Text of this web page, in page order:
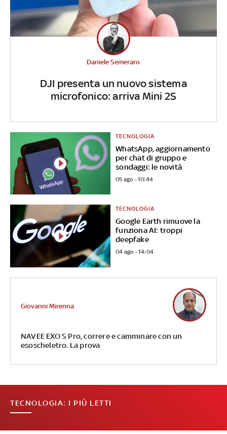
DJI presenta un nuovo sistema
microfonico: arriva Mini 2S
Daniele Semeraro
WhatsApp, aggiornamento
per chat di gruppo e
sondaggi: le novità
TECNOLOGIA
05 ago - 10:44
Google Earth rimuove la
funziona AI: troppi
deepfake
TECNOLOGIA
04 ago - 14:04
NAVEE EXO S Pro, correre e camminare con un
esoscheletro. La prova
Giovanni Mirenna
TECNOLOGIA: I PIÙ LETTI